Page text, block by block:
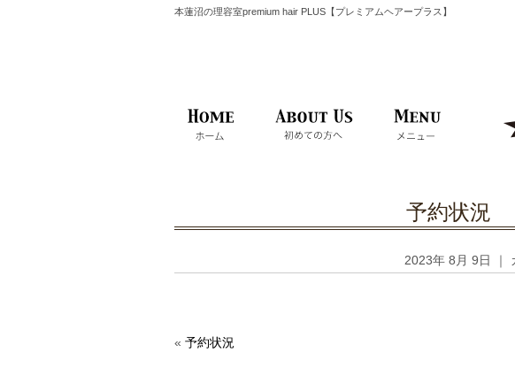
本蓮沼の理容室premium hair PLUS【プレミアムヘアープラス】
予約状況
2023年 8月 9日 ｜
« 予約状況